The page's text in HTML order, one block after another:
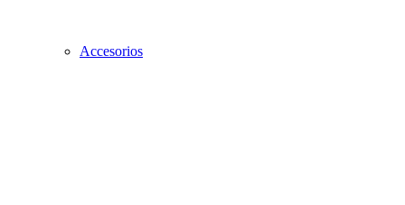
Accesorios